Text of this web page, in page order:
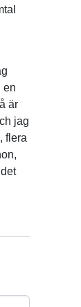
en
är
jag
flera